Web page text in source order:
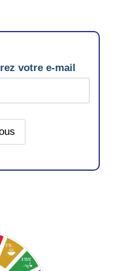
votre e-mail